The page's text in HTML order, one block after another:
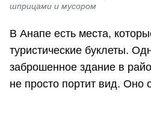
шприцами и мусором
В Анапе есть места,
туристические буклеты.
заброшенное здание в
не просто портит вид. Оно